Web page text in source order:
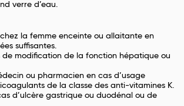
verre d’eau.
la femme enceinte ou allaitante en
suffisantes.
de modification de la fonction hépatique ou
ou pharmacien en cas d’usage
de la classe des anti-vitamines K.
d’ulcère gastrique ou duodénal ou de